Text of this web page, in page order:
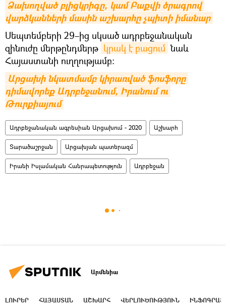
Ձախողված բլիցկրիգը, կամ Բաքվի ծրագրով
վարձկանների մասին աշխարհը չպիտի իմանար
Սեպտեմբերի 29–ից սկսած ադրբեջանական
զինուժը մերթընդմերթ կրակ է բացում նաև
Հայաստանի ուղղությամբ։
Արցախի նկատմամբ կիրառված ֆոսֆորը
դիմավորեք Ադրբեջանում, Իրանում ու
Թուրքիայում
Ադրբեջանական ագրեսիան Արցախում - 2020 Աշխարհ
Տարածաշրջան Արցախյան պատերազմ
Իրանի Իսլամական Հանրապետություն Ադրբեջան
Արմենիա
ԼՈՒՐԵՐ ՀԱՅԱՍՏԱՆ ԱՇԽԱՐՀ ՎԵՐԼՈՒԾՈՒԹՅՈՒՆ